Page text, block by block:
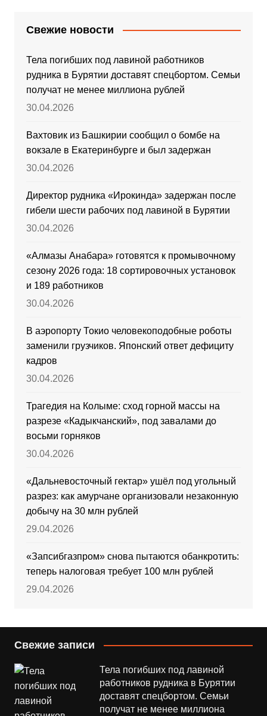
Свежие новости
Тела погибших под лавиной работников
рудника в Бурятии доставят спецбортом. Семьи
получат не менее миллиона рублей
30.04.2026
Вахтовик из Башкирии сообщил о бомбе на
вокзале в Екатеринбурге и был задержан
30.04.2026
Директор рудника «Ирокинда» задержан после
гибели шести рабочих под лавиной в Бурятии
30.04.2026
«Алмазы Анабара» готовятся к промывочному
сезону 2026 года: 18 сортировочных установок
и 189 работников
30.04.2026
В аэропорту Токио человекоподобные роботы
заменили грузчиков. Японский ответ дефициту
кадров
30.04.2026
Трагедия на Колыме: сход горной массы на
разрезе «Кадыкчанский», под завалами до
восьми горняков
30.04.2026
«Дальневосточный гектар» ушёл под угольный
разрез: как амурчане организовали незаконную
добычу на 30 млн рублей
29.04.2026
«Запсибгазпром» снова пытаются обанкротить:
теперь налоговая требует 100 млн рублей
29.04.2026
Свежие записи
Тела погибших под лавиной
работников рудника в Бурятии
доставят спецбортом. Семьи
получат не менее миллиона